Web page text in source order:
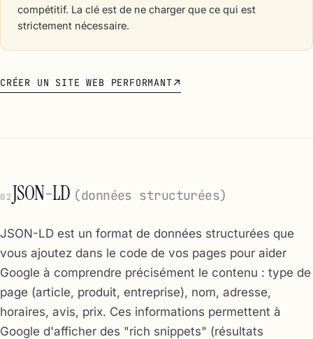
compétitif. La clé est de ne charger que ce qui est
strictement nécessaire.
CRÉER UN SITE WEB PERFORMANT
02JSON-LD (données structurées)
JSON-LD est un format de données structurées que
vous ajoutez dans le code de vos pages pour aider
Google à comprendre précisément le contenu : type de
page (article, produit, entreprise), nom, adresse,
horaires, avis, prix. Ces informations permettent à
Google d'afficher des "rich snippets" (résultats